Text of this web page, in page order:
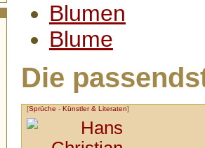
Blumen
Blume
Die
[Sprüche - Künstler & Literaten]